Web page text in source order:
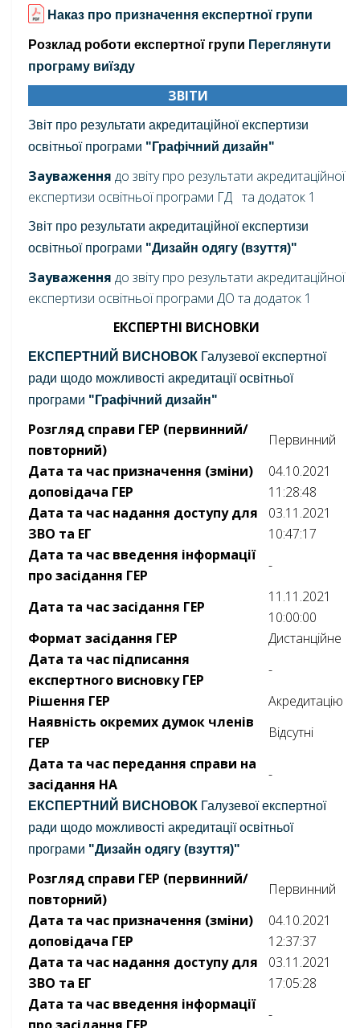
Наказ про призначення експертної групи
Розклад роботи експертної групи Переглянути
програму виїзду
ЗВІТИ
Звіт про результати акредитаційної експертизи
освітньої програми "Графічний дизайн"
Зауваження до звіту про результати акредитаційної
експертизи освітньої програми ГД та додаток 1
Звіт про результати акредитаційної експертизи
освітньої програми "Дизайн одягу (взуття)"
Зауваження до звіту про результати акредитаційної
експертизи освітньої програми ДО та додаток 1
ЕКСПЕРТНІ ВИСНОВКИ
ЕКСПЕРТНИЙ ВИСНОВОК Галузевої експертної
ради щодо можливості акредитації освітньої
програми "Графічний дизайн"
Розгляд справи ГЕР (первинний/
повторний)
Первинний
Дата та час призначення (зміни)
доповідача ГЕР
04.10.2021
11:28:48
Дата та час надання доступу для
ЗВО та ЕГ
03.11.2021
10:47:17
Дата та час введення інформації
про засідання ГЕР
-
Дата та час засідання ГЕР
11.11.2021
10:00:00
Формат засідання ГЕР
Дистанційне
Дата та час підписання
експертного висновку ГЕР
-
Рішення ГЕР
Акредитацію
Наявність окремих думок членів
ГЕР
Відсутні
Дата та час передання справи на
засідання НА
-
ЕКСПЕРТНИЙ ВИСНОВОК Галузевої експертної
ради щодо можливості акредитації освітньої
програми "Дизайн одягу (взуття)"
Розгляд справи ГЕР (первинний/
повторний)
Первинний
Дата та час призначення (зміни)
доповідача ГЕР
04.10.2021
12:37:37
Дата та час надання доступу для
ЗВО та ЕГ
03.11.2021
17:05:28
Дата та час введення інформації
-